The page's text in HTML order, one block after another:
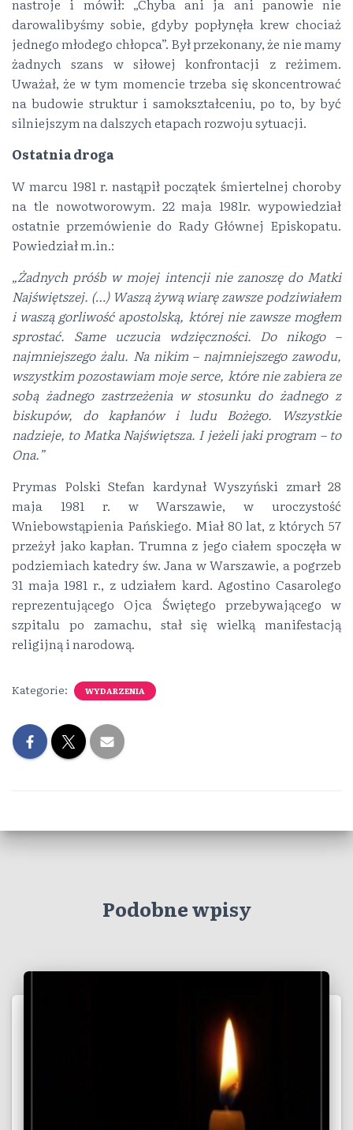
darowalibyśmy sobie, gdyby popłynęła krew chociaż
jednego młodego chłopca”. Był przekonany, że nie mamy
żadnych szans w siłowej konfrontacji z reżimem.
Uważał, że w tym momencie trzeba się skoncentrować
na budowie struktur i samokształceniu, po to, by być
silniejszym na dalszych etapach rozwoju sytuacji.
Ostatnia droga
W marcu 1981 r. nastąpił początek śmiertelnej choroby
na tle nowotworowym. 22 maja 1981r. wypowiedział
ostatnie przemówienie do Rady Głównej Episkopatu.
Powiedział m.in.:
„Żadnych próśb w mojej intencji nie zanoszę do Matki
Najświętszej. (…) Waszą żywą wiarę zawsze podziwiałem
i waszą gorliwość apostolską, której nie zawsze mogłem
sprostać. Same uczucia wdzięczności. Do nikogo –
najmniejszego żalu. Na nikim – najmniejszego zawodu,
wszystkim pozostawiam moje serce, które nie zabiera ze
sobą żadnego zastrzeżenia w stosunku do żadnego z
biskupów, do kapłanów i ludu Bożego. Wszystkie
nadzieje, to Matka Najświętsza. I jeżeli jaki program – to
Ona.”
Prymas Polski Stefan kardynał Wyszyński zmarł 28
maja 1981 r. w Warszawie, w uroczystość
Wniebowstąpienia Pańskiego. Miał 80 lat, z których 57
przeżył jako kapłan. Trumna z jego ciałem spoczęła w
podziemiach katedry św. Jana w Warszawie, a pogrzeb
31 maja 1981 r., z udziałem kard. Agostino Casarolego
reprezentującego Ojca Świętego przebywającego w
szpitalu po zamachu, stał się wielką manifestacją
religijną i narodową.
Kategorie: WYDARZENIA
Podobne wpisy